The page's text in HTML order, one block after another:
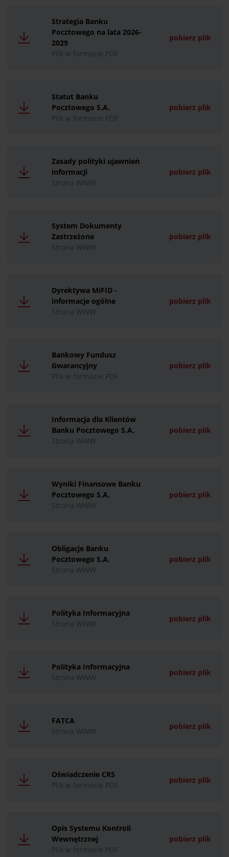
Strategia Banku
Pocztowego na lata 2026-
2029
Plik w formacie PDF
pobierz plik
Statut Banku
Pocztowego S.A.
Plik w formacie PDF
pobierz plik
Zasady polityki ujawnień
informacji
Strona WWW
pobierz plik
System Dokumenty
Zastrzeżone
Strona WWW
pobierz plik
Dyrektywa MiFID -
informacje ogólne
Strona WWW
pobierz plik
Bankowy Fundusz
Gwarancyjny
Plik w formacie PDF
pobierz plik
Informacja dla Klientów
Banku Pocztowego S.A.
Strona WWW
pobierz plik
Wyniki Finansowe Banku
Pocztowego S.A.
Strona WWW
pobierz plik
Obligacje Banku
Pocztowego S.A.
Strona WWW
pobierz plik
Polityka Informacyjna
Strona WWW
pobierz plik
Polityka Informacyjna
Strona WWW
pobierz plik
FATCA
Strona WWW
pobierz plik
Oświadczenie CRS
Plik w formacie PDF
pobierz plik
Opis Systemu Kontroli
Wewnętrznej
Plik w formacie PDF
pobierz plik